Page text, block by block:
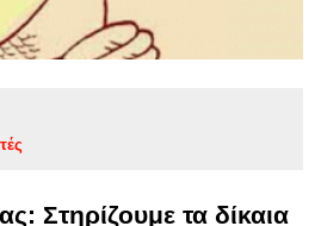
Στηρίζουμε τα δίκαια